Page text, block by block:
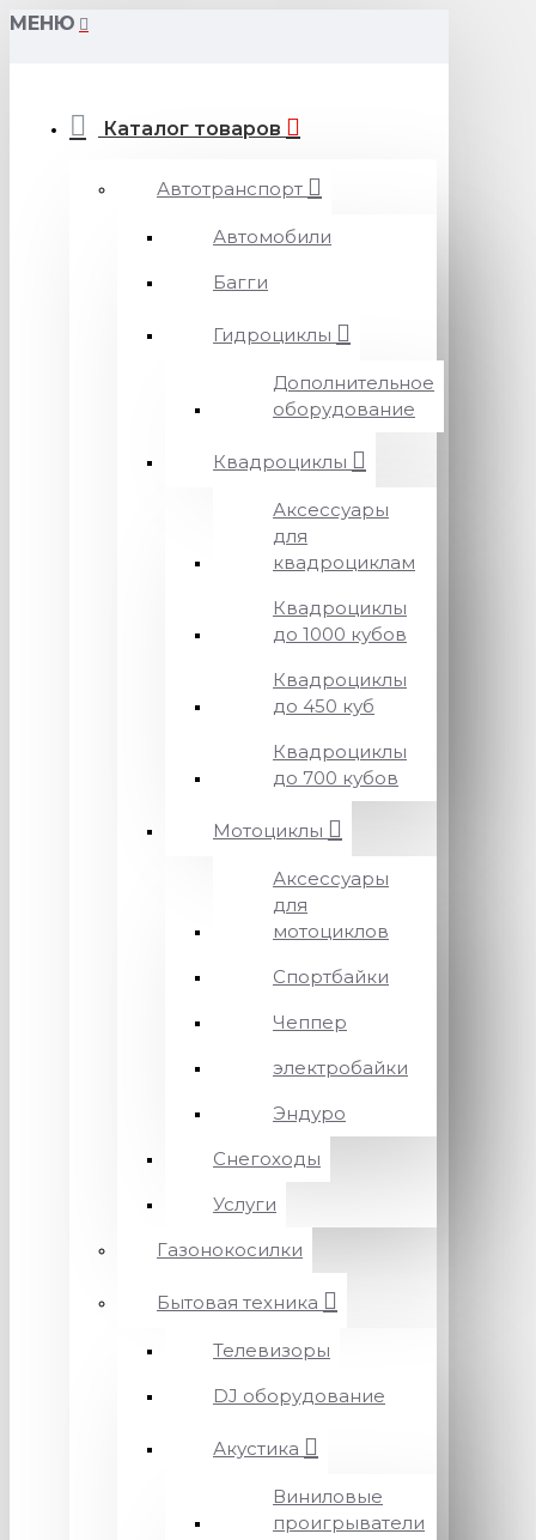
МЕНЮ
Каталог товаров
Автотранспорт
Автомобили
Багги
Гидроциклы
Дополнительное
оборудование
Квадроциклы
Аксессуары
для
квадроциклам
Квадроциклы
до 1000 кубов
Квадроциклы
до 450 куб
Квадроциклы
до 700 кубов
Мотоциклы
Аксессуары
для
мотоциклов
Спортбайки
Чеппер
электробайки
Эндуро
Снегоходы
Услуги
Газонокосилки
Бытовая техника
Телевизоры
DJ оборудование
Акустика
Виниловые
проигрыватели